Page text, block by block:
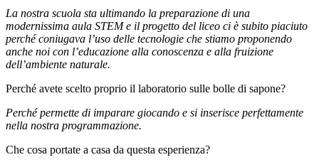
La nostra scuola sta ultimando la preparazione di una
modernissima aula STEM e il progetto del liceo ci è subito piaciuto
perché coniugava l’uso delle tecnologie che stiamo proponendo
anche noi con l’educazione alla conoscenza e alla fruizione
dell’ambiente naturale.
Perché avete scelto proprio il laboratorio sulle bolle di sapone?
Perché permette di imparare giocando e si inserisce perfettamente
nella nostra programmazione.
Che cosa portate a casa da questa esperienza?